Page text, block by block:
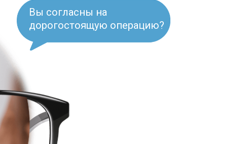
Вы согласны на
дорогостоящую операцию?